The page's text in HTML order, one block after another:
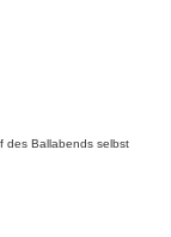
des Ballabends selbst